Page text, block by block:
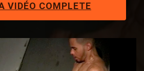
VIDÉO COMPLETE